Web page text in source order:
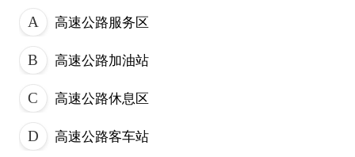
高速公路服务区
高速公路加油站
高速公路休息区
高速公路客车站